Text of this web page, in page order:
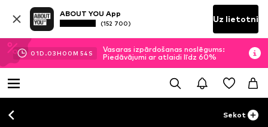
ABOUT YOU App
(152 700) Uz lietotni
01D.03H 00M 52 S
Vasaras izpārdošanas noslēgums:
Piedāvājumi ar atlaidi līdz 60%
Sekot